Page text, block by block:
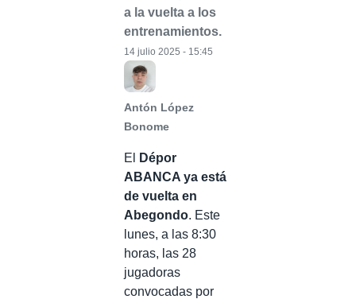
a la vuelta a los
entrenamientos.
Antón López
Bonome
14 julio 2025 - 15:45
El
Dépor
ABANCA ya está
de vuelta en
Abegondo. Este
lunes, a las 8:30
horas, las 28
jugadoras
convocadas por